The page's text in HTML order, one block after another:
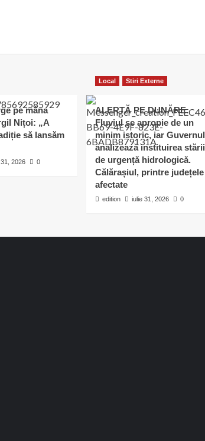
pe mâna
Nițoi: „A
să lansăm
2026 0
Local Stiri Externe
ALERTĂ PE DUNĂRE.
Fluviul se apropie de un
minim istoric, iar Guvernul
analizează instituirea stării
de urgență hidrologică.
Călărașiul, printre județele
afectate
edition iulie 31, 2026 0